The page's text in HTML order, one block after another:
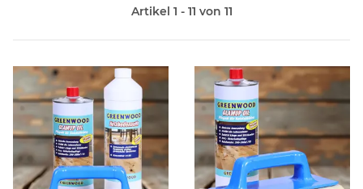
Artikel 1 - 11 von 11